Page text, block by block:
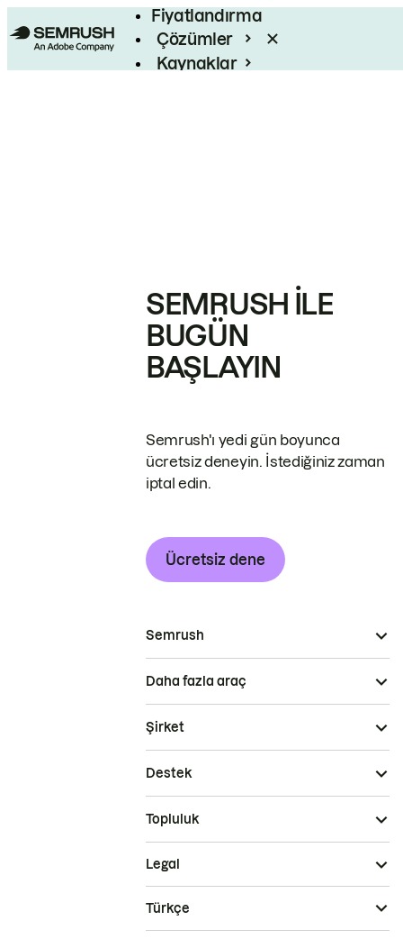
Fiyatlandırma
Çözümler
Kaynaklar
SEMRUSH ILE
BUGÜN
BAŞLAYIN
Semrush'ı yedi gün boyunca
ücretsiz deneyin. İstediğiniz zaman
iptal edin.
Ücretsiz dene
Semrush
Daha fazla araç
Şirket
Destek
Topluluk
Legal
Türkçe